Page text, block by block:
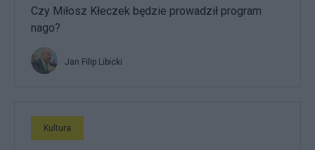
Czy Miłosz Kłeczek będzie prowadził program
nago?
Jan Filip Libicki
Kultura